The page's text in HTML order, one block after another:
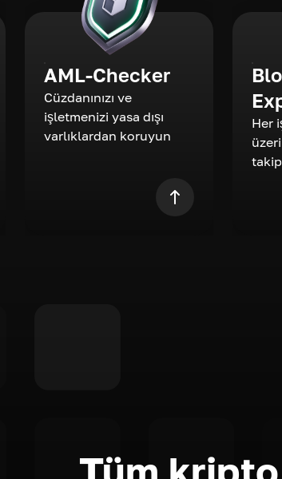
AML-Checker
Cüzdanınızı ve
işletmenizi yasa dışı
varlıklardan koruyun
Her